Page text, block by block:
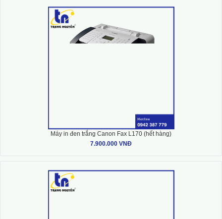
Máy in đen trắng Canon Fax L170 (hết hàng)
7.900.000 VNĐ